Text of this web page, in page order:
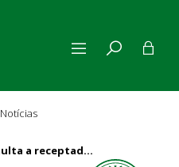
Notícias
Nova lei distrital aplica multa a receptadores de cabos e fios no DF